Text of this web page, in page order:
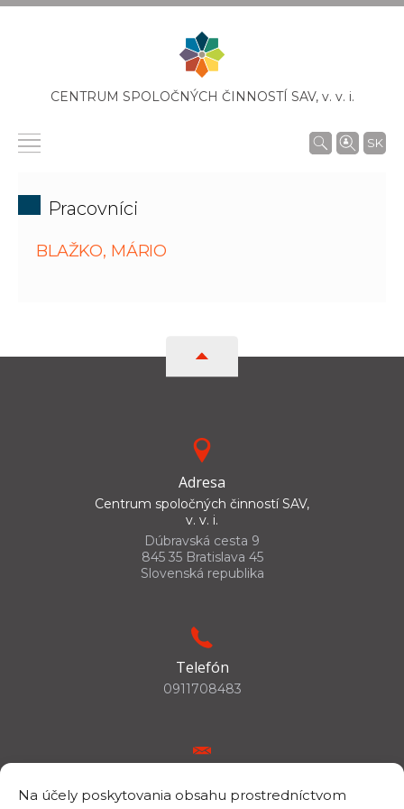
Na účely poskytovania obsahu prostredníctvom
CENTRUM SPOLOČNÝCH ČINNOSTÍ SAV, v. v. i.
SK
Pracovníci
BLAŽKO, MÁRIO
Adresa
Centrum spoločných činností SAV,
v. v. i.
Dúbravská cesta 9
845 35 Bratislava 45
Slovenská republika
Telefón
0911708483
csc.info@savba.sk